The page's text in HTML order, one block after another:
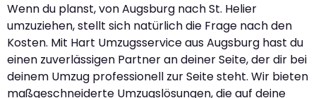
Wenn du planst, von Augsburg nach St. Helier
umzuziehen, stellt sich natürlich die Frage nach den
Kosten. Mit Hart Umzugsservice aus Augsburg hast du
einen zuverlässigen Partner an deiner Seite, der dir bei
deinem Umzug professionell zur Seite steht. Wir bieten
maßgeschneiderte Umzugslösungen, die auf deine